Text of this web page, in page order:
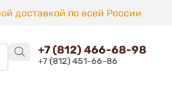
доставкой по всей России
+7 (812) 466-68-98
+7 (812) 451-66-86